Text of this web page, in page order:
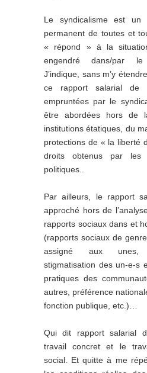
Le syndicalisme est un
permanent de toutes et
« répond » à la
engendré dans/par le
J’indique, sans m’y
ce rapport salarial de
empruntées par le
être abordées hors de
institutions étatiques, du
protections de « la liberté
droits obtenus par les
politiques..
Par ailleurs, le rapport
approché hors de
rapports sociaux dans et
(rapports sociaux de
assigné aux unes,
stigmatisation des un-e-s
pratiques des
autres, préférence
fonction publique, etc.)…
Qui dit rapport salarial
travail concret et le
social. Et quitte à me